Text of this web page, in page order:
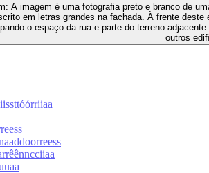
A imagem é uma fotografia preto e branco de
em letras grandes na fachada. À frente
o espaço da rua e parte do terreno
outros
iissttóórriiaa
reess
aaddoorreess
rrêênncciiaa
uaa